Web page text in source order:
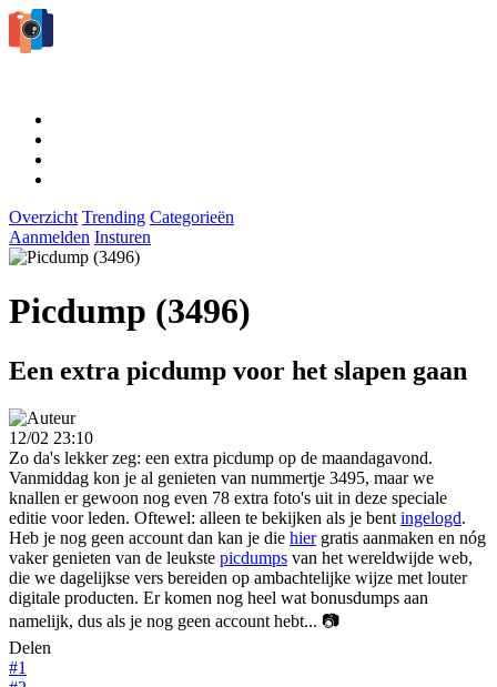
Overzicht Trending Categorieën
Aanmelden Insturen
Picdump (3496)
Een extra picdump voor het slapen gaan
12/02 23:10
Zo da's lekker zeg: een extra picdump op de maandagavond.
Vanmiddag kon je al genieten van nummertje 3495, maar we
knallen er gewoon nog even 78 extra foto's uit in deze speciale
editie voor leden. Oftewel: alleen te bekijken als je bent ingelogd.
Heb je nog geen account dan kan je die hiergratis aanmaken en nóg
vaker genieten van de leukste picdumps van het wereldwijde web,
die we dagelijkse vers bereiden op ambachtelijke wijze met louter
digitale producten. Er komen nog heel wat bonusdumps aan
namelijk, dus als je nog geen account hebt... 📷
Delen
#1